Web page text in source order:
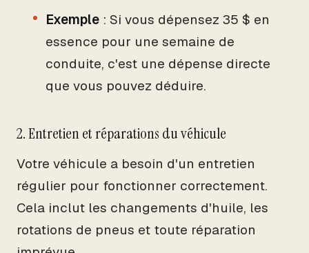
Exemple : Si vous dépensez 35 $ en
essence pour une semaine de
conduite, c'est une dépense directe
que vous pouvez déduire.
2. Entretien et réparations du véhicule
Votre véhicule a besoin d'un entretien
régulier pour fonctionner correctement.
Cela inclut les changements d'huile, les
rotations de pneus et toute réparation